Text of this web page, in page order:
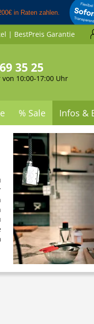
| BestPreis Garantie
35 25
10:00-17:00 Uhr
% Sale Infos &